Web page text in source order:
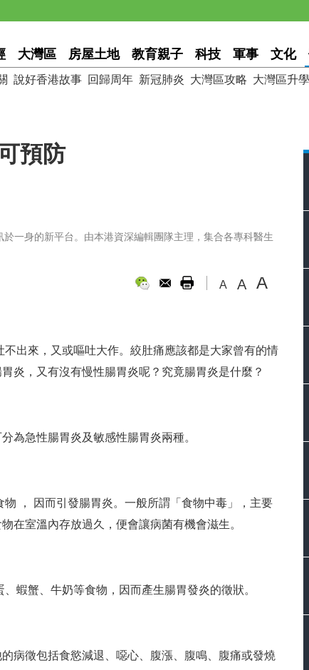
大灣區 房屋土地 教育親子 科技 軍事 文化
說好香港故事 回歸周年 新冠肺炎 大灣區攻略 大灣區升學
預防
一身的新平台。由本港資深編輯團隊主理，集合各專科醫生
A A A
出來，又或嘔吐大作。絞肚痛應該都是大家曾有的情
炎，又有沒有慢性腸胃炎呢？究竟腸胃炎是什麼？
為急性腸胃炎及敏感性腸胃炎兩種。
， 因而引發腸胃炎。一般所謂「食物中毒」，主要
在室溫內存放過久，便會讓病菌有機會滋生。
蝦蟹、牛奶等食物，因而產生腸胃發炎的徵狀。
病徵包括食慾減退、噁心、腹漲、腹鳴、腹痛或發燒